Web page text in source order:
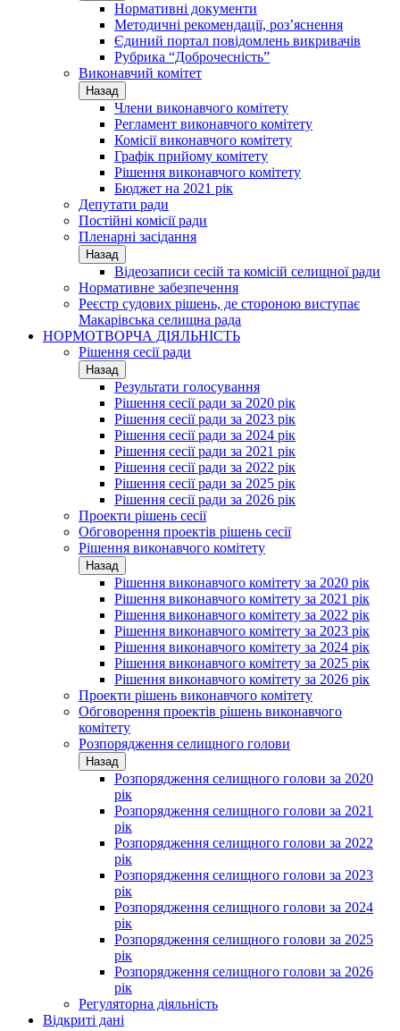
Нормативні документи
Методичні рекомендації, роз’яснення
Єдиний портал повідомлень викривачів
Рубрика “Доброчесність”
Виконавчий комітет
Назад
Члени виконавчого комітету
Регламент виконавчого комітету
Комісії виконавчого комітету
Графік прийому комітету
Рішення виконавчого комітету
Бюджет на 2021 рік
Депутати ради
Постійні комісії ради
Пленарні засідання
Назад
Відеозаписи сесій та комісій селищної ради
Нормативне забезпечення
Реєстр судових рішень, де стороною виступає
Макарівська селищна рада
НОРМОТВОРЧА ДІЯЛЬНІСТЬ
Рішення сесії ради
Назад
Результати голосування
Рішення сесії ради за 2020 рік
Рішення сесії ради за 2023 рік
Рішення сесії ради за 2024 рік
Рішення сесії ради за 2021 рік
Рішення сесії ради за 2022 рік
Рішення сесії ради за 2025 рік
Рішення сесії ради за 2026 рік
Проекти рішень сесії
Обговорення проектів рішень сесії
Рішення виконавчого комітету
Назад
Рішення виконавчого комітету за 2020 рік
Рішення виконавчого комітету за 2021 рік
Рішення виконавчого комітету за 2022 рік
Рішення виконавчого комітету за 2023 рік
Рішення виконавчого комітету за 2024 рік
Рішення виконавчого комітету за 2025 рік
Рішення виконавчого комітету за 2026 рік
Проекти рішень виконавчого комітету
Обговорення проектів рішень виконавчого
комітету
Розпорядження селищного голови
Назад
Розпорядження селищного голови за 2020
рік
Розпорядження селищного голови за 2021
рік
Розпорядження селищного голови за 2022
рік
Розпорядження селищного голови за 2023
рік
Розпорядження селищного голови за 2024
рік
Розпорядження селищного голови за 2025
рік
Розпорядження селищного голови за 2026
рік
Регуляторна діяльність
Відкриті дані